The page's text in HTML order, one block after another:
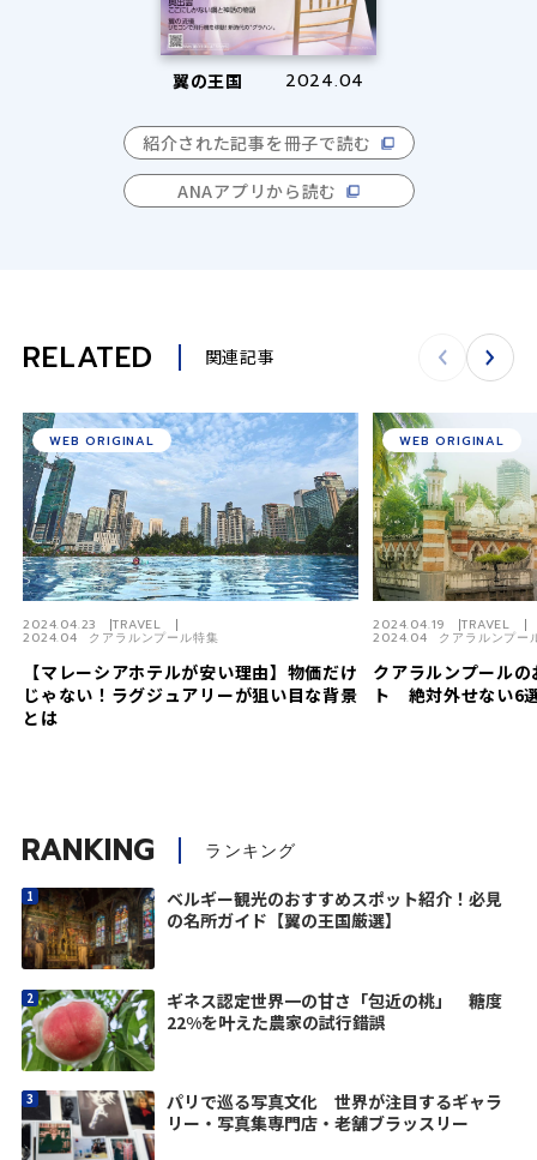
翼の王国 2024.04
紹介された記事を冊子で読む
ANAアプリから読む
RELATED 関連記事
【マレーシアホテルが安い理由】物価だけ
じゃない！ラグジュアリーが狙い目な背景
とは
2024.04.23 TRAVEL
2024.04 クアラルンプール特集
WEB ORIGINAL
クアラルンプール
ト 絶対外せない6
2024.04.19 TRAVEL
2024.04 クアラルンプー
WEB ORIGINAL
RANKING ランキング
ベルギー観光のおすすめスポット紹介！必見
の名所ガイド【翼の王国厳選】
ギネス認定世界一の甘さ「包近の桃」 糖度
22%を叶えた農家の試行錯誤
パリで巡る写真文化 世界が注目するギャラ
リー・写真集専門店・老舗ブラッスリー